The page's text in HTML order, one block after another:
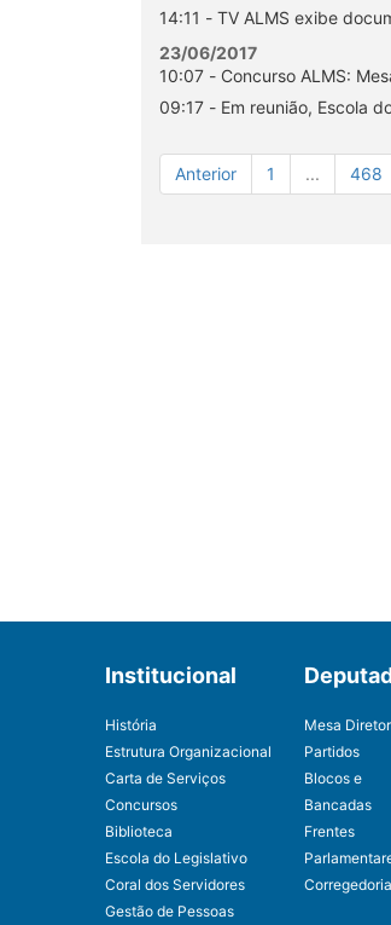
14:11 - TV ALMS exibe
23/06/2017
10:07 - Concurso ALMS:
09:17 - Em reunião, Escola
Anterior 1 ... 468
Institucional
História
Estrutura Organizacional
Carta de Serviços
Concursos
Biblioteca
Escola do Legislativo
Coral dos Servidores
Gestão de Pessoas
Mesa
Partidos
Blocos e
Bancadas
Frentes
Corregedoria